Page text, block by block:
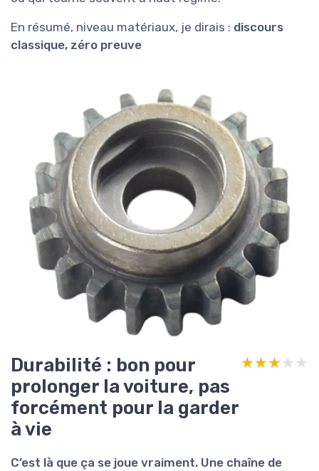
En résumé, niveau matériaux, je dirais : discours
classique, zéro preuve
Durabilité : bon pour
prolonger la voiture, pas
forcément pour la garder
à vie
★★★★★
★★★★★
C’est là que ça se joue vraiment. Une chaîne de